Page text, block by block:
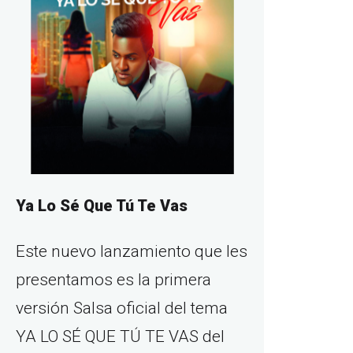
Ya Lo Sé Que Tú Te Vas
Este nuevo lanzamiento que les
presentamos es la primera
versión Salsa oficial del tema
YA LO SÉ QUE TÚ TE VAS del